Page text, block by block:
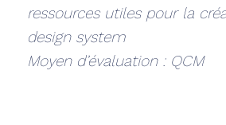
ressources utiles pour la
design system
Moyen d’évaluation : QCM